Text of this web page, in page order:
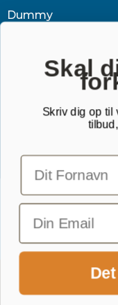
Dummy
Tøj & jagt
Sovetid
Skal
Skriv dig op til
Email